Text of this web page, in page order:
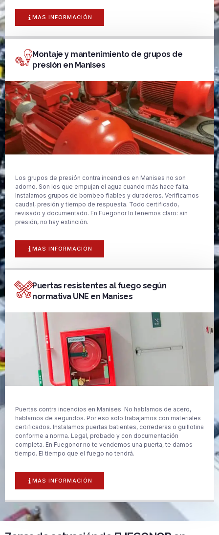
MAS INFORMACIÓN
Montaje y mantenimiento de grupos de
presión en Manises
Los grupos de presión contra incendios en Manises no son
adorno. Son los que empujan el agua cuando más hace falta.
Instalamos grupos de bombeo fiables y duraderos. Verificamos
caudal, presión y tiempo de respuesta. Todo certificado,
revisado y documentado. En Fuegonor lo tenemos claro: sin
presión, no hay extinción.
MAS INFORMACIÓN
Puertas resistentes al fuego según
normativa UNE en Manises
Puertas contra incendios en Manises. No hablamos de acero,
hablamos de segundos. Por eso solo trabajamos con materiales
certificados. Instalamos puertas batientes, correderas o guillotina
conforme a norma. Legal, probado y con documentación
completa. En Fuegonor no te vendemos una puerta, te damos
tiempo. El tiempo que el fuego no tendrá.
MAS INFORMACIÓN